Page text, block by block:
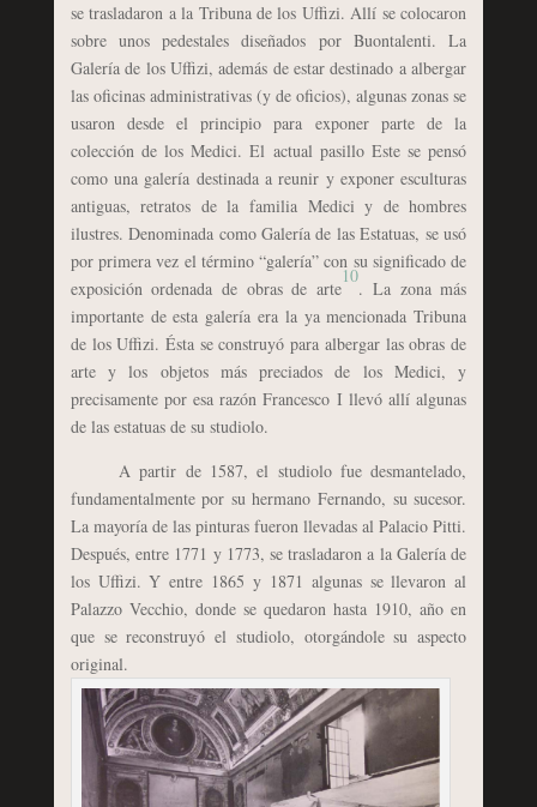
se trasladaron a la Tribuna de los Uffizi. Allí se colocaron
sobre unos pedestales diseñados por Buontalenti. La
Galería de los Uffizi, además de estar destinado a albergar
las oficinas administrativas (y de oficios), algunas zonas se
usaron desde el principio para exponer parte de la
colección de los Medici. El actual pasillo Este se pensó
como una galería destinada a reunir y exponer esculturas
antiguas, retratos de la familia Medici y de hombres
ilustres. Denominada como Galería de las Estatuas, se usó
por primera vez el término “galería” con su significado de
exposición ordenada de obras de arte
10
. La zona más
importante de esta galería era la ya mencionada Tribuna
de los Uffizi. Ésta se construyó para albergar las obras de
arte y los objetos más preciados de los Medici, y
precisamente por esa razón Francesco I llevó allí algunas
de las estatuas de su studiolo.
A partir de 1587, el studiolo fue desmantelado,
fundamentalmente por su hermano Fernando, su sucesor.
La mayoría de las pinturas fueron llevadas al Palacio Pitti.
Después, entre 1771 y 1773, se trasladaron a la Galería de
los Uffizi. Y entre 1865 y 1871 algunas se llevaron al
Palazzo Vecchio, donde se quedaron hasta 1910, año en
que se reconstruyó el studiolo, otorgándole su aspecto
original.